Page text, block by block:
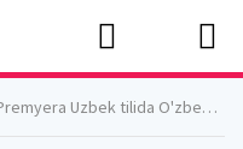
tilida O'zbekcha 2016 tarjima kino Full HD skachat